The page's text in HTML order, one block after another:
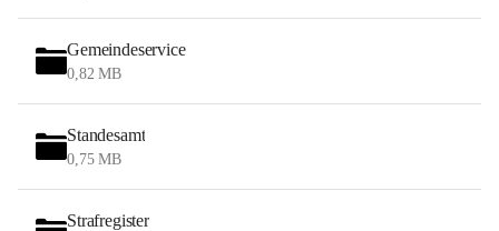
Gemeindeservice
0,82 MB
Standesamt
0,75 MB
Strafregister